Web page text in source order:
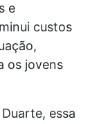
e
custos
os jovens
essa